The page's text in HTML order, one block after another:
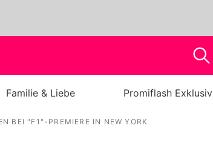
Familie & Liebe Promiflash Exklusiv
BEI "F1"-PREMIERE IN NEW YORK